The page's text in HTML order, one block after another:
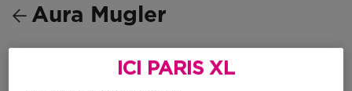
Aura Mugler
0 Resultaten
ICI PARIS XL